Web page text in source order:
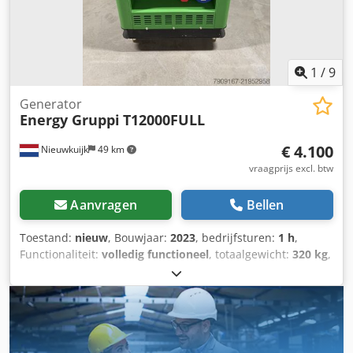
economiser – eenheid voor warmte-terugwinning -
Thermisch vermogen: 2.719 kW - Bouwjaar: 2013.
1 /9
Nieuwkuijk 49 km
Generator
Energy Gruppi T12000FULL
€ 4.100
vraagprijs excl. btw
Aanvragen Bellen
Toestand: nieuw, Bouwjaar: 2023, bedrijfsturen: 1 h,
Functionaliteit: volledig functioneel, totaalgewicht: 320 kg,
, tankinhoud:
uitgangsstroom:39 A, uitgangsspanning:400 V,
uitgangsfrequentie:50 Hz, type uitgangsstroom: driefasig
nominaal vermogen:9,9 kW (13,46 pk)
, nominaal
(schijnbaar) vermogen:13 kVA, continue vermogensafgifte: